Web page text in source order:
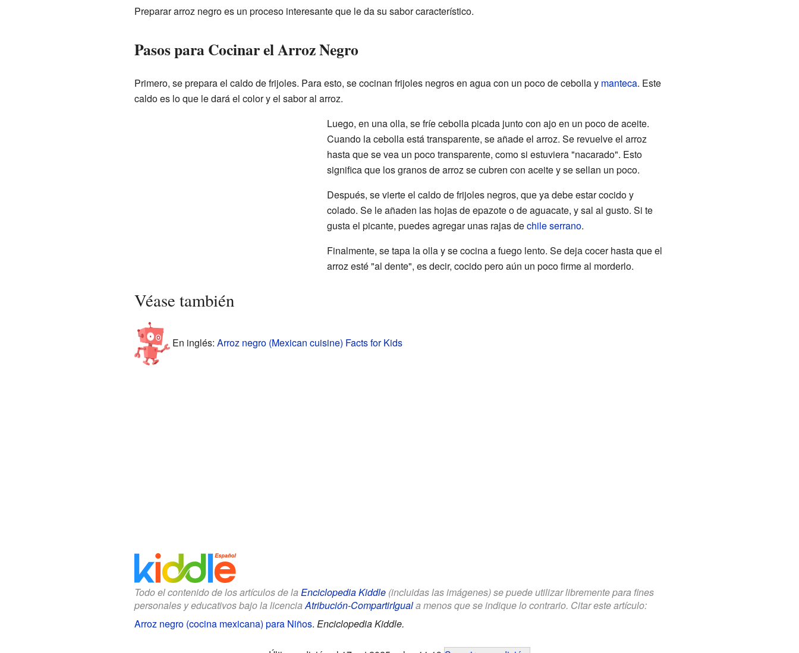
Preparar arroz negro es un proceso interesante que le da su sabor característico.
Pasos para Cocinar el Arroz Negro
Primero, se prepara el caldo de frijoles. Para esto, se cocinan frijoles negros en agua con un poco de cebolla y manteca. Este
caldo es lo que le dará el color y el sabor al arroz.
Luego, en una olla, se fríe cebolla picada junto con ajo en un poco de aceite.
Cuando la cebolla está transparente, se añade el arroz. Se revuelve el arroz
hasta que se vea un poco transparente, como si estuviera "nacarado". Esto
significa que los granos de arroz se cubren con aceite y se sellan un poco.
Después, se vierte el caldo de frijoles negros, que ya debe estar cocido y
colado. Se le añaden las hojas de epazote o de aguacate, y sal al gusto. Si te
gusta el picante, puedes agregar unas rajas dechile serrano.
Finalmente, se tapa la olla y se cocina a fuego lento. Se deja cocer hasta que el
arroz esté "al dente", es decir, cocido pero aún un poco firme al morderlo.
Véase también
En inglés: Arroz negro (Mexican cuisine) Facts for Kids
Todo el contenido de los artículos de la Enciclopedia Kiddle(incluidas las imágenes) se puede utilizar libremente para fines
personales y educativos bajo la licenciaAtribución-CompartirIguala menos que se indique lo contrario. Citar este artículo:
Arroz negro (cocina mexicana) para Niños. Enciclopedia Kiddle.